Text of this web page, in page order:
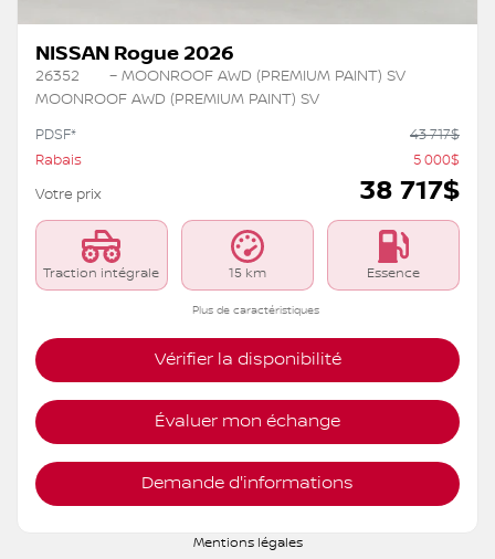
NISSAN Rogue 2026
26352
– MOONROOF AWD (PREMIUM PAINT) SV
MOONROOF AWD (PREMIUM PAINT) SV
PDSF*
43 717$
Rabais
5 000$
Votre prix
38 717$
Traction intégrale 15 km Essence
Plus de caractéristiques
Vérifier la disponibilité
Évaluer mon échange
Demande d'informations
Mentions légales